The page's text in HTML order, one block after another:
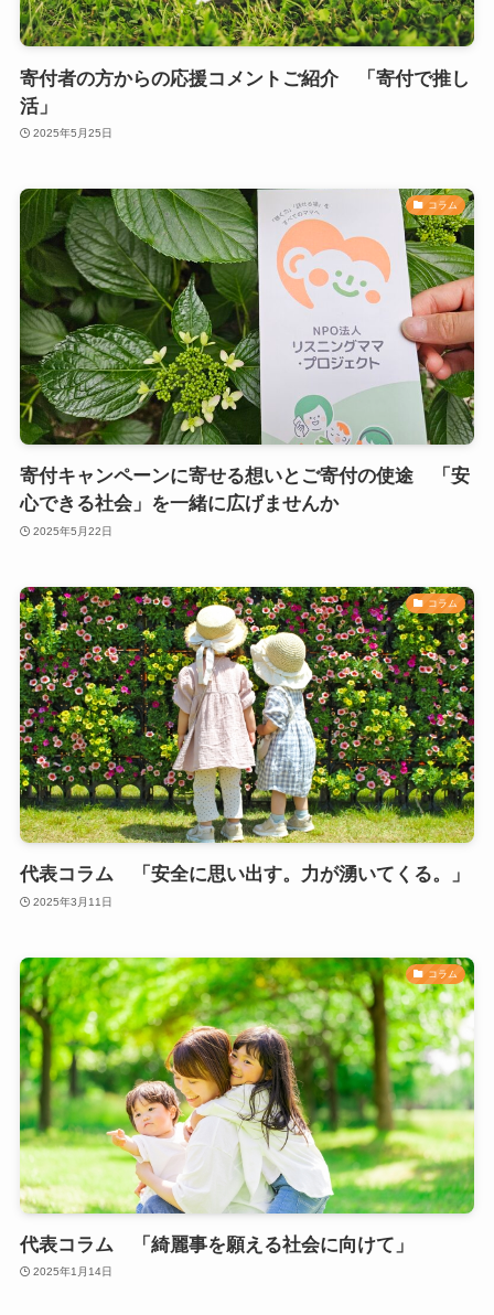
寄付者の方からの応援コメントご紹介 「寄付で推し
活」
2025年5月25日
コラム
寄付キャンペーンに寄せる想いとご寄付の使途 「安
心できる社会」を一緒に広げませんか
2025年5月22日
コラム
代表コラム 「安全に思い出す。力が湧いてくる。」
2025年3月11日
コラム
代表コラム 「綺麗事を願える社会に向けて」
2025年1月14日